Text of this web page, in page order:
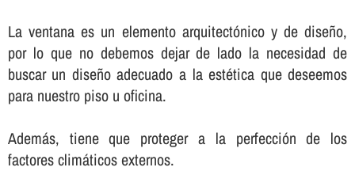
La ventana es un elemento arquitectónico y de diseño,
por lo que no debemos dejar de lado la necesidad de
buscar un diseño adecuado a la estética que deseemos
para nuestro piso u oficina.
Además, tiene que proteger a la perfección de los
factores climáticos externos.